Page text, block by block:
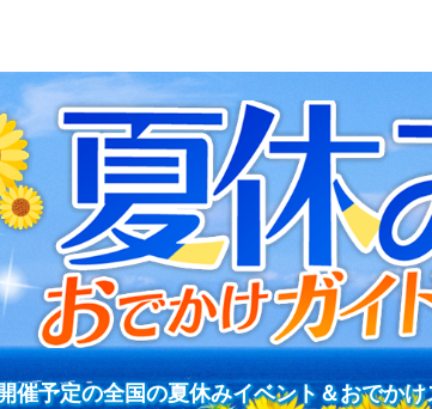
催予定の全国の夏休みイベント＆おでか